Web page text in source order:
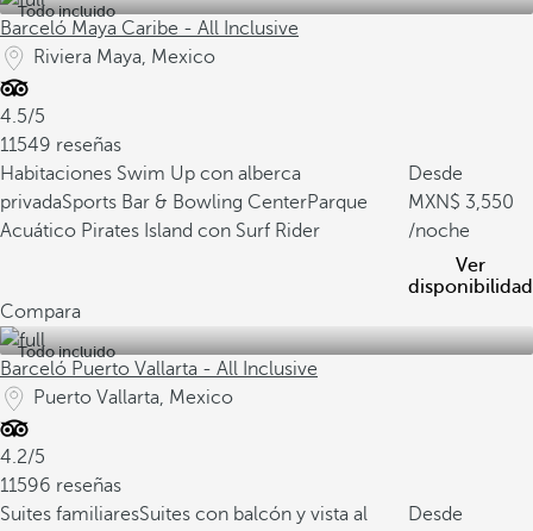
Todo incluido
Barceló Maya Caribe - All Inclusive
Riviera Maya, Mexico
4.5/5
11549 reseñas
Habitaciones Swim Up con alberca
privadaSports Bar & Bowling CenterParque
Acuático Pirates Island con Surf Rider
Desde
3,550
/noche
Ver
disponibilidad
Compara
Todo incluido
Barceló Puerto Vallarta - All Inclusive
Puerto Vallarta, Mexico
4.2/5
11596 reseñas
Suites familiaresSuites con balcón y vista al
Desde